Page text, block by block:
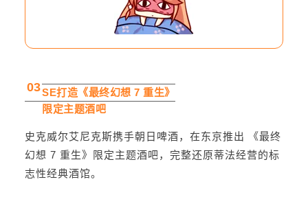
03SE打造《最终幻想 7 重生》
限定主题酒吧
史克威尔艾尼克斯携手朝日啤酒，在东京推出 《最终
幻想 7 重生》限定主题酒吧，完整还原蒂法经营的标
志性经典酒馆。